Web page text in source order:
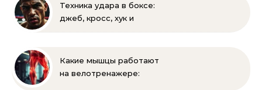
Техника удара в боксе:
джеб, кросс, хук и
Какие мышцы работают
на велотренажере: